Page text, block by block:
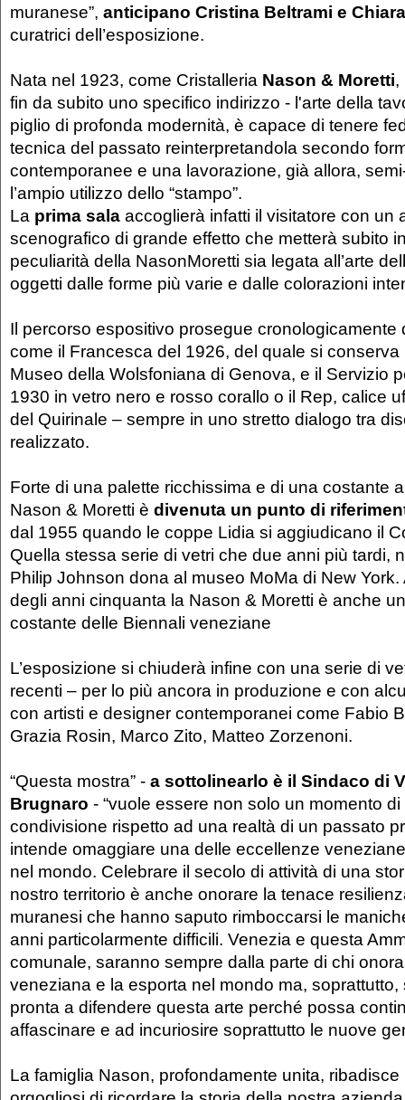
muranese”, anticipano Cristina Beltrami e
curatrici dell’esposizione.
Nata nel 1923, come Cristalleria Nason & Moretti,
fin da subito uno specifico indirizzo - l'arte della
piglio di profonda modernità, è capace di tenere
tecnica del passato reinterpretandola secondo
contemporanee e una lavorazione, già allora,
l’ampio utilizzo dello “stampo”.
La prima sala accoglierà infatti il visitatore con un
scenografico di grande effetto che metterà subito
peculiarità della NasonMoretti sia legata all’arte
oggetti dalle forme più varie e dalle colorazioni
Il percorso espositivo prosegue cronologicamente
come il Francesca del 1926, del quale si
Museo della Wolsfoniana di Genova, e il Servizio
1930 in vetro nero e rosso corallo o il Rep, calice
del Quirinale – sempre in uno stretto dialogo tra
realizzato.
Forte di una palette ricchissima e di una costante
Nason & Moretti è divenuta un punto di
dal 1955 quando le coppe Lidia si aggiudicano il
Quella stessa serie di vetri che due anni più tardi,
Philip Johnson dona al museo MoMa di New York.
degli anni cinquanta la Nason & Moretti è anche
costante delle Biennali veneziane
L’esposizione si chiuderà infine con una serie di
recenti – per lo più ancora in produzione e con
con artisti e designer contemporanei come Fabio
Grazia Rosin, Marco Zito, Matteo Zorzenoni.
“Questa mostra” - a sottolinearlo è il Sindaco di
Brugnaro - “vuole essere non solo un momento
condivisione rispetto ad una realtà di un passato
intende omaggiare una delle eccellenze
nel mondo. Celebrare il secolo di attività di una
nostro territorio è anche onorare la tenace
muranesi che hanno saputo rimboccarsi le
anni particolarmente difficili. Venezia e questa
comunale, saranno sempre dalla parte di chi
veneziana e la esporta nel mondo ma, soprattutto,
pronta a difendere questa arte perché possa
affascinare e ad incuriosire soprattutto le nuove
La famiglia Nason, profondamente unita, ribadisce